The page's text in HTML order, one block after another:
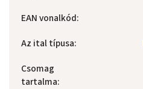
EAN vonalkód:
Az ital típusa:
Csomag
tartalma: